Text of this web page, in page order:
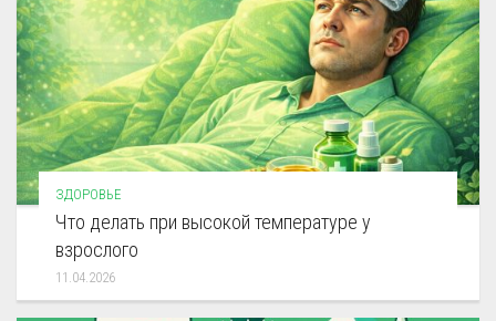
ЗДОРОВЬЕ
Что делать при высокой температуре у
взрослого
11.04.2026